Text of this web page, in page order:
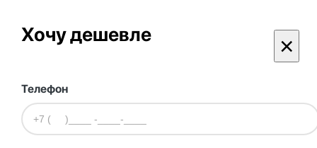
Хочу дешевле ×
Телефон